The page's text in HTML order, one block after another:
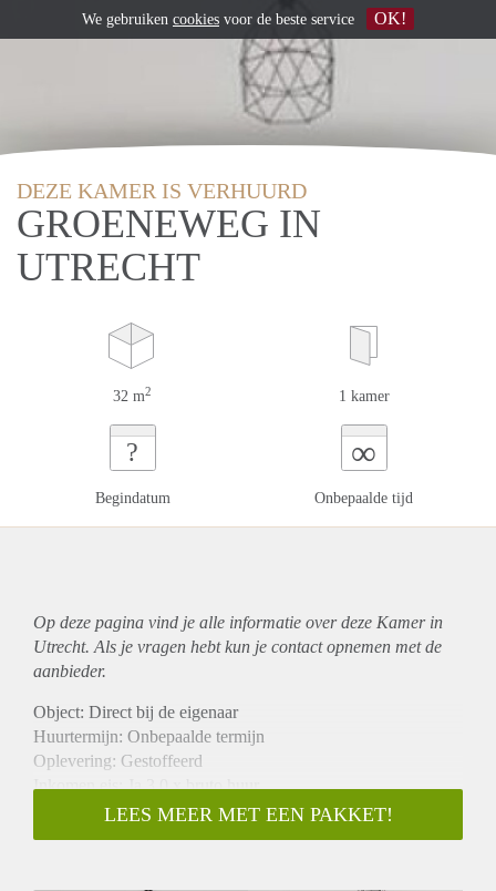
DEZE KAMER IS VERHUURD
GROENEWEG IN
UTRECHT
32 m2 1 kamer
?
Begindatum
∞
Onbepaalde tijd
Op deze pagina vind je alle informatie over deze Kamer in
Utrecht. Als je vragen hebt kun je contact opnemen met de
aanbieder.
Object: Direct bij de eigenaar
Huurtermijn: Onbepaalde termijn
Oplevering: Gestoffeerd
Inkomen eis: Ja 3,0 x bruto huur
Garantiestelling mogelijk: Ja
Borg: 1 maand
LEES MEER MET EEN PAKKET!
We gebruiken cookies voor de beste service OK!